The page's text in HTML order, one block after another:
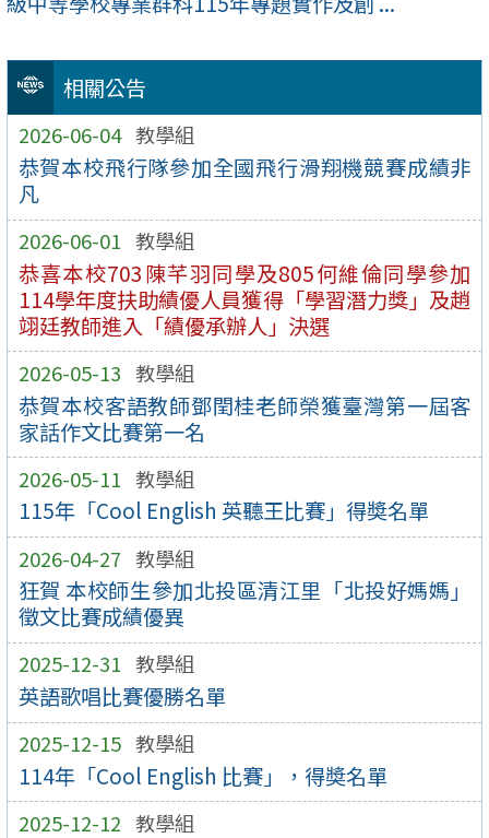
相關公告
2026-06-04 教學組
恭賀本校飛行隊參加全國飛行滑翔機競賽成績非
凡
2026-06-01 教學組
恭喜本校703陳芊羽同學及805何維倫同學參加
114學年度扶助績優人員獲得「學習潛力獎」及趙
翊廷教師進入「績優承辦人」決選
2026-05-13 教學組
恭賀本校客語教師鄧閏桂老師榮獲臺灣第一屆客
家話作文比賽第一名
2026-05-11 教學組
115年「Cool English 英聽王比賽」得奬名單
2026-04-27 教學組
狂賀 本校師生參加北投區清江里「北投好媽媽」
徵文比賽成績優異
2025-12-31 教學組
英語歌唱比賽優勝名單
2025-12-15 教學組
114年「Cool English 比賽」，得奬名單
2025-12-12 教學組